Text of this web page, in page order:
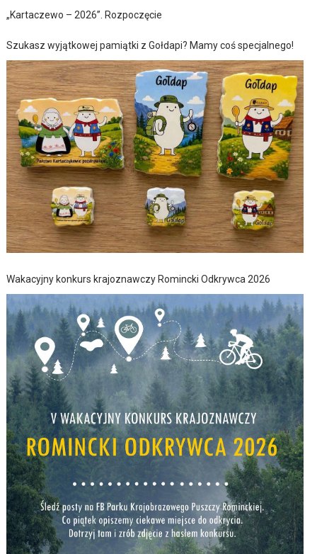
„Kartaczewo – 2026”. Rozpoczęcie
Szukasz wyjątkowej pamiątki z Gołdapi? Mamy coś specjalnego!
Wakacyjny konkurs krajoznawczy Romincki Odkrywca 2026